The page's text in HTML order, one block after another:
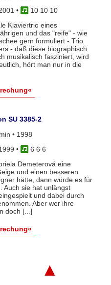
•
10 10 10
Klaviertrio eines
und das "reife" - wie
gern formuliert - Trio
- daß diese biographisch
musikalisch fasziniert, wird
hört man nur in die
SU 3385-2
• 1998
•
6 6 6
Demeterová eine
und einen besseren
hätte, dann würde es für
Auch sie hat unlängst
und dabei durch
Aber wer ihre
doch [...]
▲